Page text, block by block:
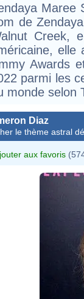
Maree
de
Creek,
elle
Awards
parmi les
monde selon
Diaz
le thème astral
aux favoris